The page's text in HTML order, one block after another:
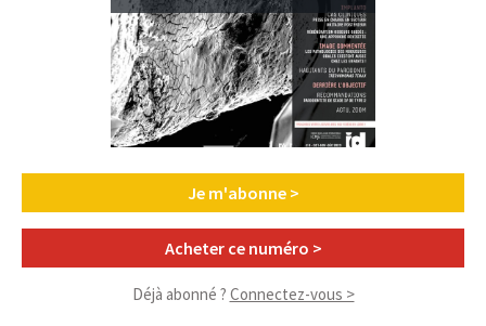
Je m'abonne >
Acheter ce numéro >
Déjà abonné ? Connectez-vous >